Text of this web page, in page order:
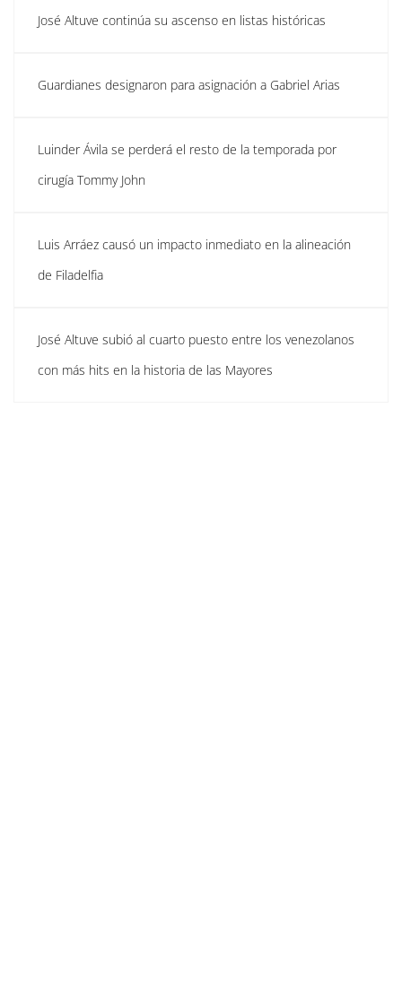
José Altuve continúa su ascenso en listas históricas
Guardianes designaron para asignación a Gabriel Arias
Luinder Ávila se perderá el resto de la temporada por
cirugía Tommy John
Luis Arráez causó un impacto inmediato en la alineación
de Filadelfia
José Altuve subió al cuarto puesto entre los venezolanos
con más hits en la historia de las Mayores